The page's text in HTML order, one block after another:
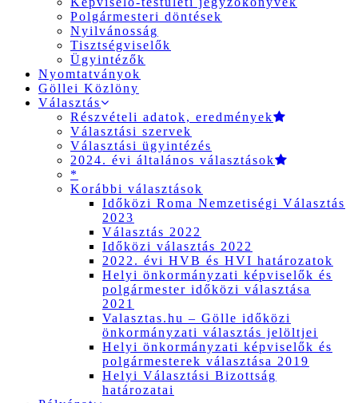
Polgármesteri döntések
Nyilvánosság
Tisztségviselők
Ügyintézők
Nyomtatványok
Göllei Közlöny
Választás
Részvételi adatok, eredmények
Választási szervek
Választási ügyintézés
2024. évi általános választások
*
Korábbi választások
Időközi Roma Nemzetiségi Választás
2023
Választás 2022
Időközi választás 2022
2022. évi HVB és HVI határozatok
Helyi önkormányzati képviselők és
polgármester időközi választása
2021
Valasztas.hu – Gölle időközi
önkormányzati választás jelöltjei
Helyi önkormányzati képviselők és
polgármesterek választása 2019
Helyi Választási Bizottság
határozatai